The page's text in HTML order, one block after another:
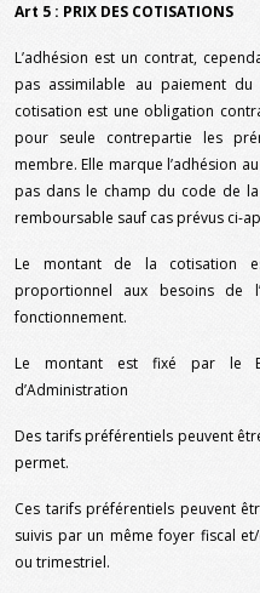
Art 5 : PRIX DES COTISATIONS
L’adhésion est un contrat,
pas assimilable au paiement
cotisation est une obligation
pour seule contrepartie les
membre. Elle marque l’adhésion
pas dans le champ du code de
remboursable sauf cas prévus ci-
Le montant de la cotisation
proportionnel aux besoins de
fonctionnement.
Le montant est fixé par le
d’Administration
Des tarifs préférentiels peuvent
permet.
Ces tarifs préférentiels peuvent
suivis par un même foyer fiscal
ou trimestriel.